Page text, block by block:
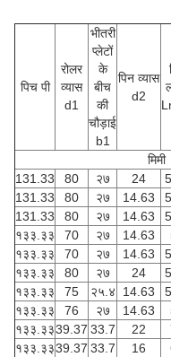
पिच पी
रोलर
व्यास
d1
भीतरी
प्लेटों
के
बीच
की
चौड़ाई
b1
पिन व्यास
d2
मिमी
131.33
80 २७ 24
131.33
80 २७ 14.63
131.33
80 २७ 14.63
१३३.३३
70 २७ 14.63
१३३.३३
70 २७ 14.63
१३३.३३
80 २७ 24
१३३.३३
75 २५.४ 14.63
१३३.३३
76 २७ 14.63
१३३.३३39.37 33.7 22
१३३.३३39.37 33.7 16